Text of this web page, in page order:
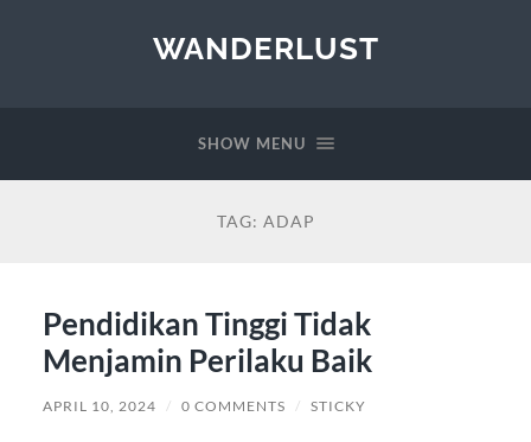
WANDERLUST
SHOW MENU
TAG: ADAP
Pendidikan Tinggi Tidak
Menjamin Perilaku Baik
APRIL 10, 2024 / 0 COMMENTS / STICKY